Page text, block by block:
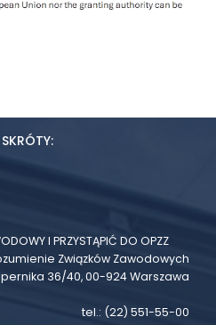
I PRZYSTĄPIĆ DO OPZZ
Związków Zawodowych
36/40, 00-924 Warszawa
tel.: (22) 551-55-00